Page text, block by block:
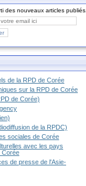
des nouveaux articles publiés.
de la RPD de Corée
sur la RPD de Corée
de Corée)
de la RPDC)
sociales de Corée
avec les pays
Corée
de presse de l'Asie-